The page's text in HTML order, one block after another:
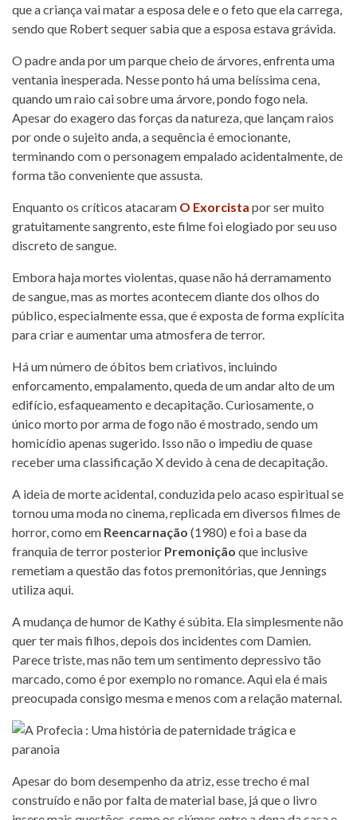
que a criança vai matar a esposa dele e o feto que ela carrega,
sendo que Robert sequer sabia que a esposa estava grávida.
O padre anda por um parque cheio de árvores, enfrenta uma
ventania inesperada. Nesse ponto há uma belíssima cena,
quando um raio cai sobre uma árvore, pondo fogo nela.
Apesar do exagero das forças da natureza, que lançam raios
por onde o sujeito anda, a sequência é emocionante,
terminando com o personagem empalado acidentalmente, de
forma tão conveniente que assusta.
Enquanto os críticos atacaram O Exorcista por ser muito
gratuitamente sangrento, este filme foi elogiado por seu uso
discreto de sangue.
Embora haja mortes violentas, quase não há derramamento
de sangue, mas as mortes acontecem diante dos olhos do
público, especialmente essa, que é exposta de forma explícita
para criar e aumentar uma atmosfera de terror.
Há um número de óbitos bem criativos, incluindo
enforcamento, empalamento, queda de um andar alto de um
edifício, esfaqueamento e decapitação. Curiosamente, o
único morto por arma de fogo não é mostrado, sendo um
homicídio apenas sugerido. Isso não o impediu de quase
receber uma classificação X devido à cena de decapitação.
A ideia de morte acidental, conduzida pelo acaso espiritual se
tornou uma moda no cinema, replicada em diversos filmes de
horror, como em Reencarnação (1980) e foi a base da
franquia de terror posterior Premonição que inclusive
remetiam a questão das fotos premonitórias, que Jennings
utiliza aqui.
A mudança de humor de Kathy é súbita. Ela simplesmente não
quer ter mais filhos, depois dos incidentes com Damien.
Parece triste, mas não tem um sentimento depressivo tão
marcado, como é por exemplo no romance. Aqui ela é mais
preocupada consigo mesma e menos com a relação maternal.
Apesar do bom desempenho da atriz, esse trecho é mal
construído e não por falta de material base, já que o livro